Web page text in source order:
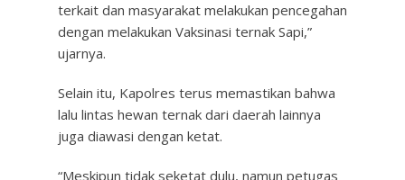
terkait dan masyarakat melakukan pencegahan
dengan melakukan Vaksinasi ternak Sapi,”
ujarnya.
Selain itu, Kapolres terus memastikan bahwa
lalu lintas hewan ternak dari daerah lainnya
juga diawasi dengan ketat.
“Meskipun tidak seketat dulu, namun petugas